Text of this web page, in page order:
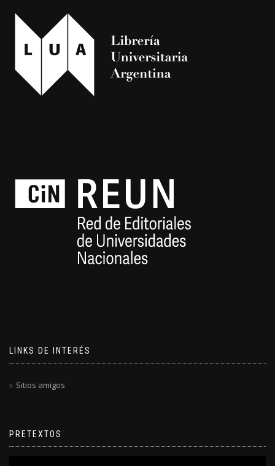
LINKS DE INTERÉS
Sitios amigos
PRETEXTOS